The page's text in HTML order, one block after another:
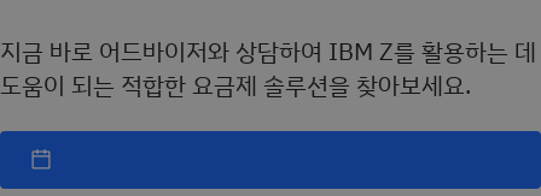
지금 바로 어드바이저와 상담하여 IBM Z를 활용하는 데
도움이 되는 적합한 요금제 솔루션을 찾아보세요.